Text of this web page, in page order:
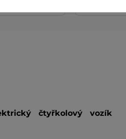
čtyřkolový vozík